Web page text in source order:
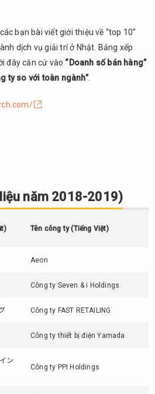
bạn bài viết giới thiệu về “top 10”
dịch vụ giải trí ở Nhật. Bảng xếp
đây căn cứ vào “Doanh số bán hàng”
ty so với toàn ngành”.
năm 2018-2019)
Tên công ty (Tiếng Việt)
Aeon
Công ty Seven & i Holdings
Công ty FAST RETAILING
Công ty thiết bị điện Yamada
ン
Công ty PPI Holdings